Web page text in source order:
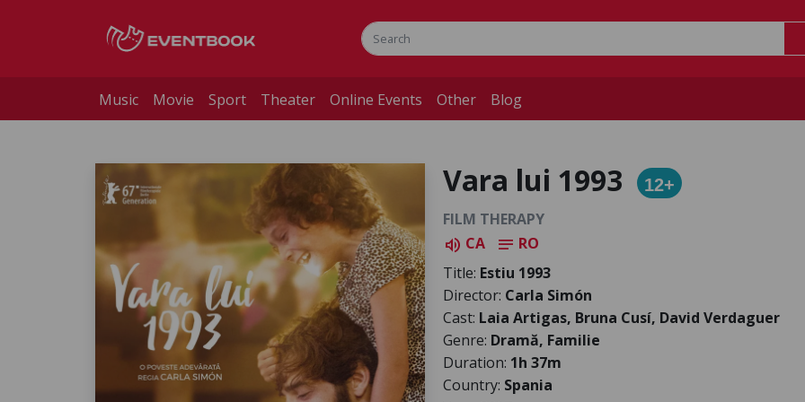
Music Movie Sport Theater Online Events Other Blog
Vara lui 1993
12+
FILM THERAPY
volume_up CA notes RO
Title: Estiu 1993
Director: Carla Simón
Cast: Laia Artigas, Bruna Cusí, David Verdaguer
Genre: Dramă, Familie
Duration: 1h 37m
Country: Spania